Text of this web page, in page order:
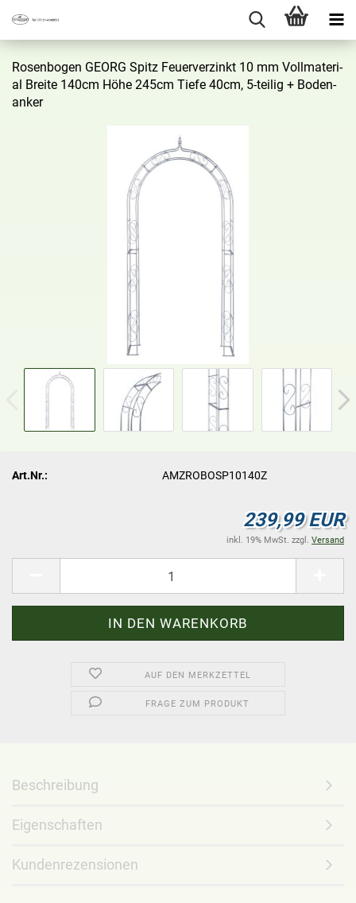
Ro­sen­bo­gen GEORG Spitz Feu­er­ver­zinkt 10 mm Voll­ma­te­ri­
al Brei­te 140cm Höhe 245cm Tiefe 40cm, 5-​teilig + Bo­den­
an­ker
Art.Nr.: AMZROBOSP10140Z
239,99 EUR
inkl. 19% MwSt. zzgl. Versand
AUF DEN MERKZETTEL
FRAGE ZUM PRODUKT
Beschreibung
Eigenschaften
Kundenrezensionen